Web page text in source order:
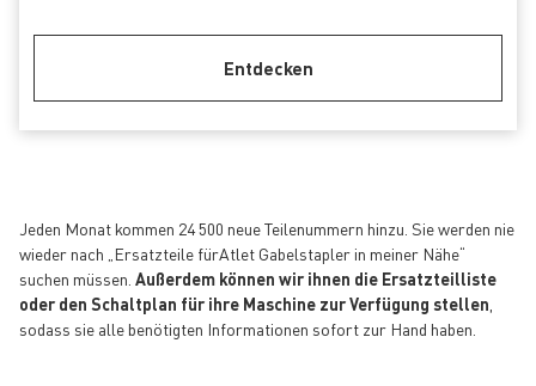
Entdecken
Jeden Monat kommen 24 500 neue Teilenummern hinzu. Sie werden nie
wieder nach „Ersatzteile fürAtlet Gabelstapler in meiner Nähe“
suchen müssen. Außerdem können wir ihnen die Ersatzteilliste
oder den Schaltplan für ihre Maschine zur Verfügung stellen
sodass sie alle benötigten Informationen sofort zur Hand haben.